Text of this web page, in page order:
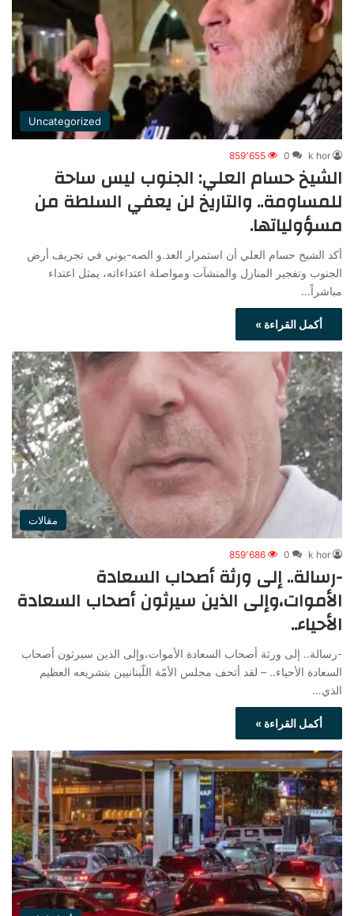
Uncategorized
k hor
0 859٬655
الشيخ حسام العلي: الجنوب ليس ساحة
للمساومة.. والتاريخ لن يعفي السلطة من
مسؤولياتها.
أكد الشيخ حسام العلي أن استمرار العد.و الصه-يوني في تجريف أرض
الجنوب وتفجير المنازل والمنشآت ومواصلة اعتداءاته، يمثل اعتداء
مباشراً…
أكمل القراءة »
مقالات
k hor
0 859٬686
-رسالة.. إلى ورثة أصحاب السعادة
الأموات،وإلى الذين سيرثون أصحاب السعادة
الأحياء..
-رسالة.. إلى ورثة أصحاب السعادة الأموات،وإلى الذين سيرثون أصحاب
السعادة الأحياء.. – لقد أتحف مجلس الأمّة اللّبنانيين بتشريعه العظيم
الذي…
أكمل القراءة »